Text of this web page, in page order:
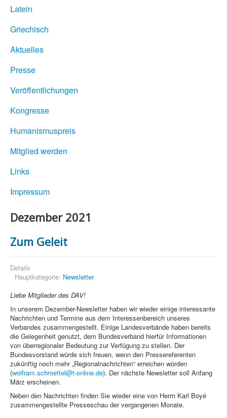
Latein
Griechisch
Aktuelles
Presse
Veröffentlichungen
Kongresse
Humanismuspreis
Mitglied werden
Links
Impressum
Dezember 2021
Zum Geleit
Details
Hauptkategorie: Newsletter
Liebe Mitglieder des DAV!
In unserem Dezember-Newsletter haben wir wieder einige interessante
Nachrichten und Termine aus dem Interessenbereich unseres
Verbandes zusammengestellt. Einige Landesverbände haben bereits
die Gelegenheit genutzt, dem Bundesverband hierfür Informationen
von überregionaler Bedeutung zur Verfügung zu stellen. Der
Bundesvorstand würde sich freuen, wenn den Pressereferenten
zukünftig noch mehr „Regionalnachrichten“ erreichen würden
(wolfram.schroettel@t-online.de). Der nächste Newsletter soll Anfang
März erscheinen.
Neben den Nachrichten finden Sie wieder eine von Herrn Karl Boyé
zusammengestellte Presseschau der vergangenen Monate.